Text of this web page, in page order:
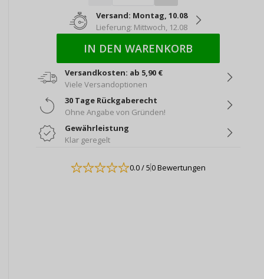
Versand: Montag, 10.08
Lieferung: Mittwoch, 12.08
IN DEN WARENKORB
Versandkosten: ab 5,90 €
Viele Versandoptionen
30 Tage Rückgaberecht
Ohne Angabe von Gründen!
Gewährleistung
Klar geregelt
0.0/ 50 Bewertungen